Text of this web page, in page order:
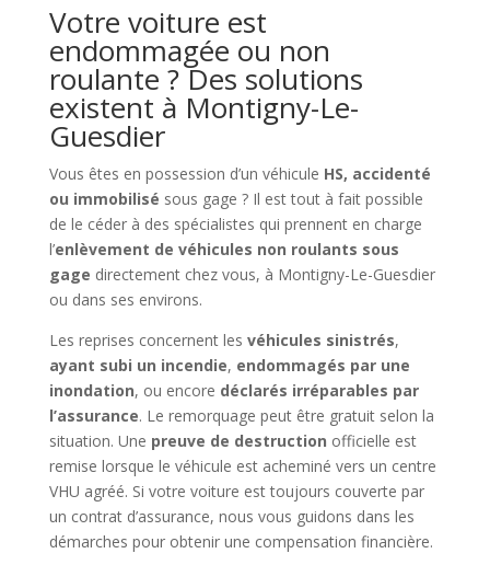
Votre voiture est
endommagée ou non
roulante ? Des solutions
existent à Montigny-Le-
Guesdier
Vous êtes en possession d’un véhicule HS, accidenté
ou immobilisé sous gage ? Il est tout à fait possible
de le céder à des spécialistes qui prennent en charge
l’enlèvement de véhicules non roulants sous
gage directement chez vous, à Montigny-Le-Guesdier
ou dans ses environs.
Les reprises concernent les véhicules sinistrés,
ayant subi un incendie, endommagés par une
inondation, ou encore déclarés irréparables par
l’assurance. Le remorquage peut être gratuit selon la
situation. Une preuve de destruction officielle est
remise lorsque le véhicule est acheminé vers un centre
VHU agréé. Si votre voiture est toujours couverte par
un contrat d’assurance, nous vous guidons dans les
démarches pour obtenir une compensation financière.